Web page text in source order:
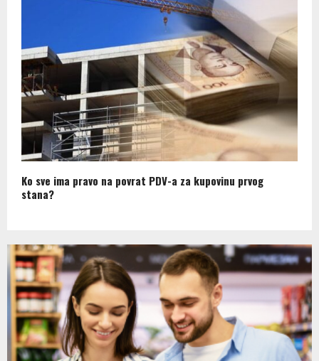
Ko sve ima pravo na povrat PDV-a za kupovinu prvog
stana?